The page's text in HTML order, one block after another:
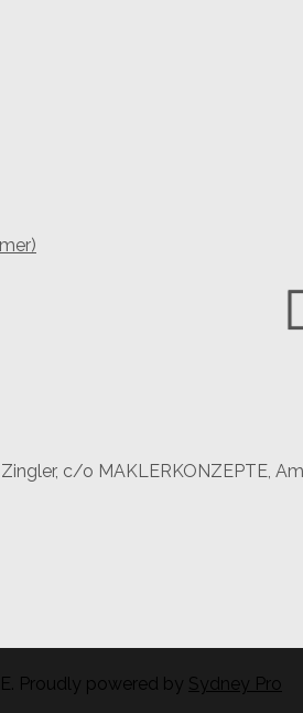
c/o MAKLERKONZEPTE,
Proudly powered by Sydney Pro